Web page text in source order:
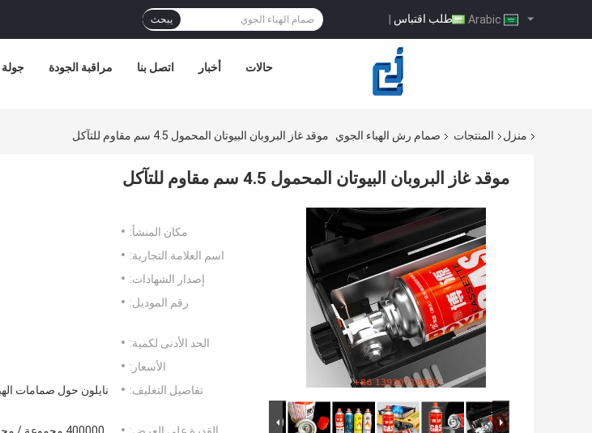
طلب اقتباس | يبحث
مراقبة الجودة اتصل بنا أخبار حالات
منزل المنتجات صمام رش الهباء الجوي موقد غاز البروبان البيوتان المحمول 4.5 سم مقاوم للتآكل
موقد غاز البروبان البيوتان المحمول 4.5 سم مقاوم للتآكل
مكان المنشأ:
اسم العلامة التجارية:
إصدار الشهادات:
رقم الموديل:
الحد الأدنى لكمية:
الأسعار:
تفاصيل التغليف:
نايلون حول صمامات